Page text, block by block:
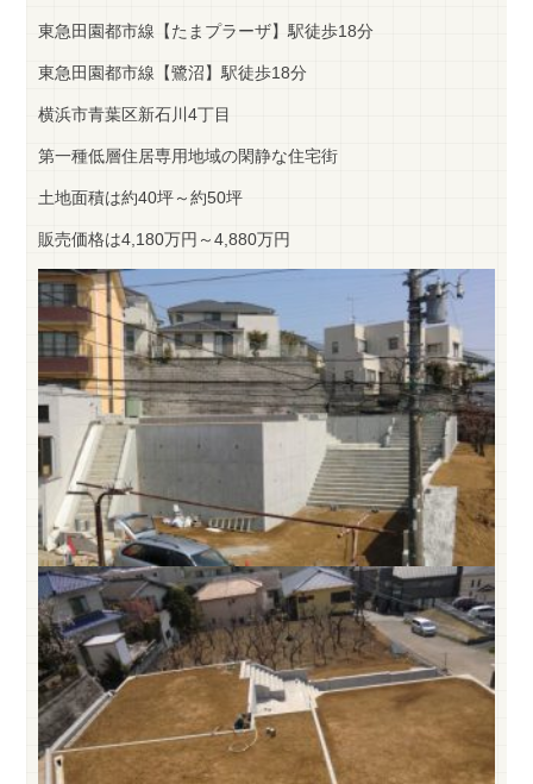
東急田園都市線【たまプラーザ】駅徒歩18分
東急田園都市線【鷺沼】駅徒歩18分
横浜市青葉区新石川4丁目
第一種低層住居専用地域の閑静な住宅街
土地面積は約40坪～約50坪
販売価格は4,180万円～4,880万円